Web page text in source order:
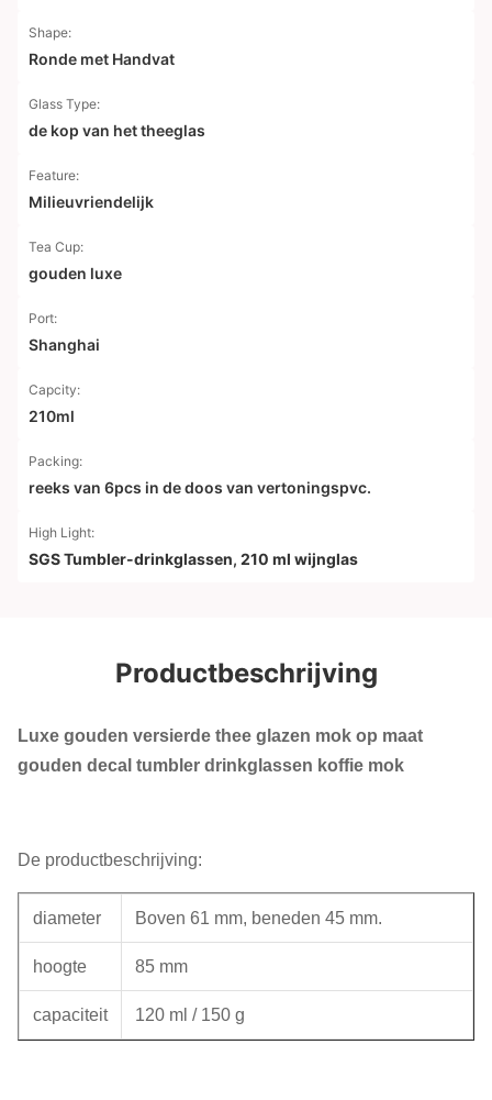
Shape:
Ronde met Handvat
Glass Type:
de kop van het theeglas
Feature:
Milieuvriendelijk
Tea Cup:
gouden luxe
Port:
Shanghai
Capcity:
210ml
Packing:
reeks van 6pcs in de doos van vertoningspvc.
High Light:
SGS Tumbler-drinkglassen, 210 ml wijnglas
Productbeschrijving
Luxe gouden versierde thee glazen mok op maat
gouden decal tumbler drinkglassen koffie mok
De productbeschrijving:
diameter Boven 61 mm, beneden 45 mm.
hoogte 85 mm
capaciteit 120 ml / 150 g